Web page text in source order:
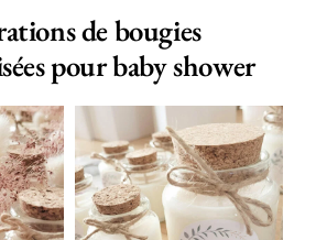
de bougies
pour baby shower